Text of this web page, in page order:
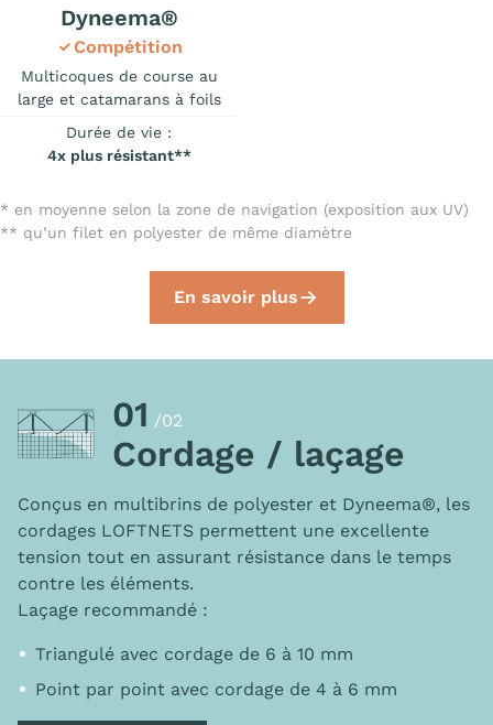
Dyneema®
Compétition
Multicoques de course au
large et catamarans à foils
Durée de vie :
4x plus résistant**
* en moyenne selon la zone de navigation (exposition aux UV)
** qu’un filet en polyester de même diamètre
En savoir plus
01 /02
Cordage / laçage
Conçus en multibrins de polyester et Dyneema®, les
cordages LOFTNETS permettent une excellente
tension tout en assurant résistance dans le temps
contre les éléments.
Laçage recommandé :
Triangulé avec cordage de 6 à 10 mm
Point par point avec cordage de 4 à 6 mm